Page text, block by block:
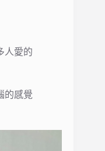
人愛的
的感覺